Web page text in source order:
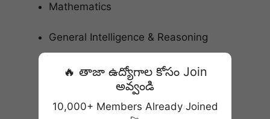
Mathematics
General Intelligence & Reasoning
General Science
General Awareness & Current Affairs
🔥 తాజా ఉద్యోగాల కోసం Join
అవ్వండి
10,000+ Members Already Joined